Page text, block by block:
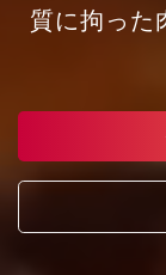
質に拘った